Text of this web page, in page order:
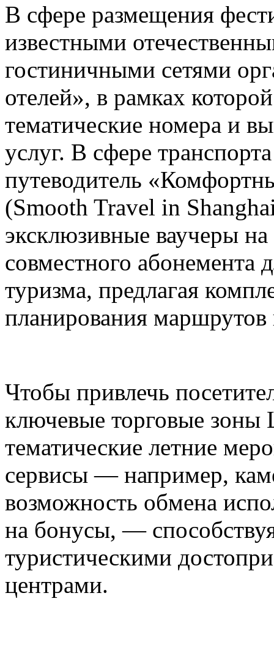
В сфере размещения
известными
гостиничными сетями
отелей», в рамках
тематические номера и
услуг. В сфере
путеводитель
(Smooth Travel in
эксклюзивные ваучеры
совместного абонемента
туризма, предлагая
планирования маршрутов
Чтобы привлечь
ключевые торговые зоны
тематические летние
сервисы — например,
возможность обмена
на бонусы, —
туристическими
центрами.